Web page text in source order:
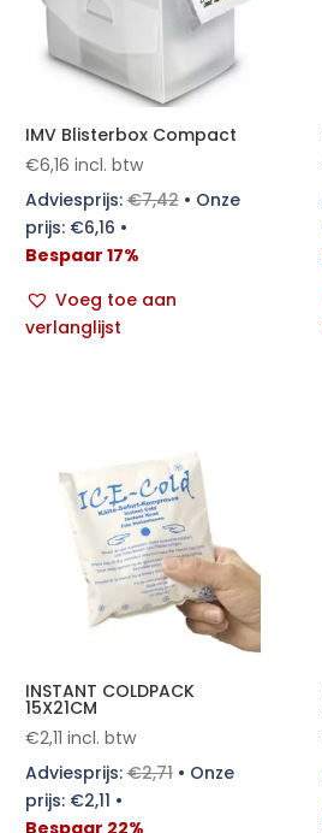
IMV Blisterbox Compact
€6,16 incl. btw
Adviesprijs:€7,42• Onze
prijs: €6,16 •
Bespaar 17%
Voeg toe aan
verlanglijst
INSTANT COLDPACK
15X21CM
€2,11 incl. btw
Adviesprijs:€2,71• Onze
prijs: €2,11 •
Bespaar 22%